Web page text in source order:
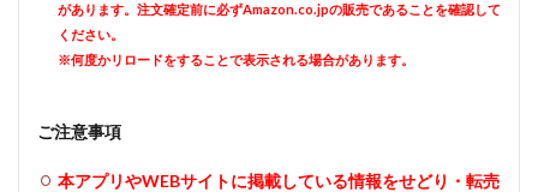
があります。注文確定前に必ずAmazon.co.jpの販売であることを確認して
ください。
※何度かリロードをすることで表示される場合があります。
ご注意事項
本アプリやWEBサイトに掲載している情報をせどり・転売